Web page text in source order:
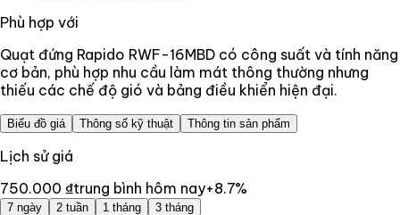
Phù hợp với
Quạt đứng Rapido RWF-16MBD có công suất và tính năng
cơ bản, phù hợp nhu cầu làm mát thông thường nhưng
thiếu các chế độ gió và bảng điều khiển hiện đại.
Biểu đồ giá Thông số kỹ thuật Thông tin sản phẩm
Lịch sử giá
750.000 ₫trung bình hôm nay+8.7%
7 ngày 2 tuần 1 tháng 3 tháng